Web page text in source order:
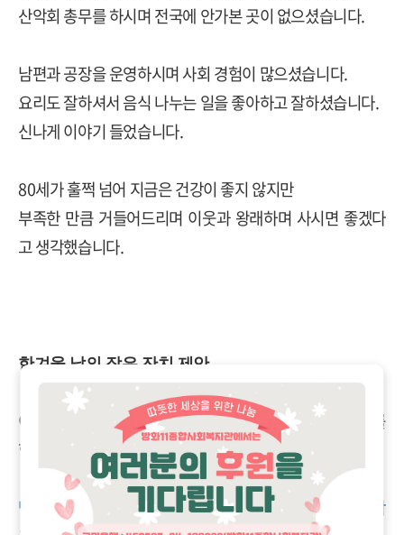
산악회 총무를 하시며 전국에 안가본 곳이 없으셨습니다.
남편과 공장을 운영하시며 사회 경험이 많으셨습니다.
요리도 잘하셔서 음식 나누는 일을 좋아하고 잘하셨습니다.
신나게 이야기 들었습니다.
80세가 훌쩍 넘어 지금은 건강이 좋지 않지만
부족한 만큼 거들어드리며 이웃과 왕래하며 사시면 좋겠다
고 생각했습니다.
한겨울 날의 작은 잔치 제안
이번 겨울에 사회사업 실무학교로 한겨울 날의 작은 잔치를
합니다.
방화11종합사회복지관 2019 여름 사회사업 실무 학